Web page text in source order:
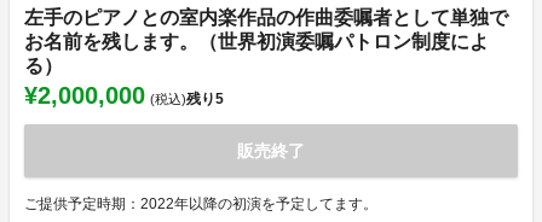
左手のピアノとの室内楽作品の作曲委嘱者として単独で
お名前を残します。（世界初演委嘱パトロン制度によ
る）
¥2,000,000 (税込)残り5
販売終了
ご提供予定時期：2022年以降の初演を予定してます。